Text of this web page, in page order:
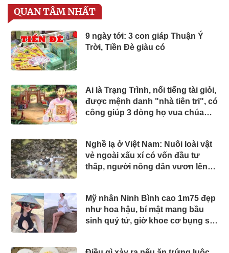
QUAN TÂM NHẤT
9 ngày tới: 3 con giáp Thuận Ý
Trời, Tiền Đè giàu có
Ai là Trạng Trình, nổi tiếng tài giỏi,
được mệnh danh "nhà tiên tri", có
công giúp 3 dòng họ vua chúa
Nghề lạ ở Việt Nam: Nuôi loài vật
vẻ ngoài xấu xí có vốn đầu tư
thấp, người nông dân vươn lên
Mỹ nhân Ninh Bình cao 1m75 đẹp
như hoa hậu, bí mật mang bầu
sinh quý tử, giờ khoe cơ bụng số